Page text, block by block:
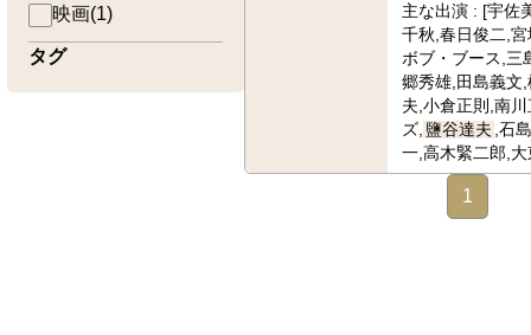
映画(1)
タグ
主な出演 : [宇佐
千秋,春日俊二,
ボブ・ブース,三
郷秀雄,田島義文
夫,小倉正則,南
ズ, 鹽谷達夫 ,石
一,高木緊二郎,
1